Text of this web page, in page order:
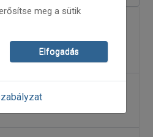
János
Kálmán
meg a sütik
Elfogadás